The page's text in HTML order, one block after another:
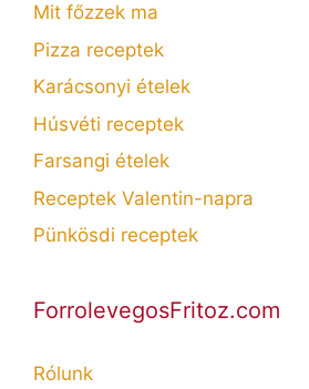
Mit főzzek ma
Pizza receptek
Karácsonyi ételek
Húsvéti receptek
Farsangi ételek
Receptek Valentin-napra
Pünkösdi receptek
ForrolevegosFritoz.com
Rólunk